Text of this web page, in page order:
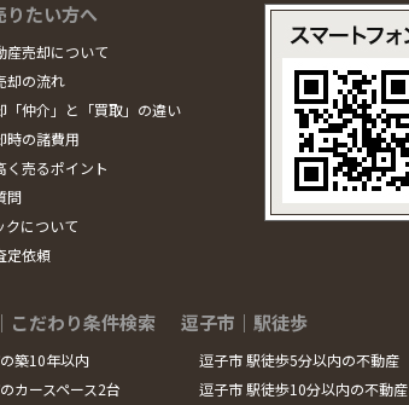
りたい方へ
産売却について
却の流れ
「仲介」と「買取」の違い
時の諸費用
く売るポイント
問
クについて
定依頼
こだわり条件検索
築10年以内
カースペース2台
逗子市｜駅徒歩
逗子市 駅徒歩5分以内の不動産
逗子市 駅徒歩10分以内の不動産